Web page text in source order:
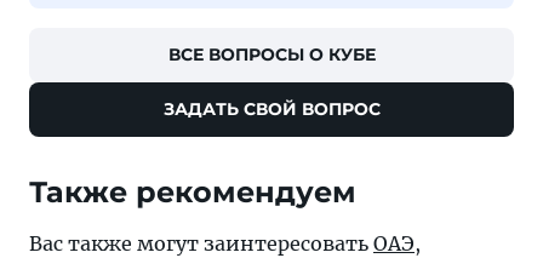
ВСЕ ВОПРОСЫ О КУБЕ
ЗАДАТЬ СВОЙ ВОПРОС
Также рекомендуем
Вас также могут заинтересовать ОАЭ,